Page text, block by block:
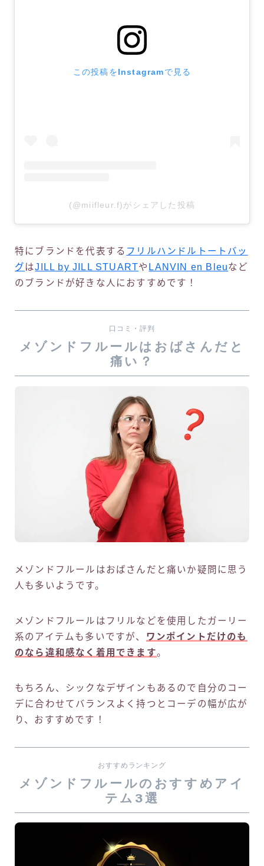
この投稿をInstagramで見る
(@miifleur.f)がシェアした投稿
特にブランドを代表する フリルハンドルトートバッ
グはJILL by JILL STUARTや LANVIN en Bleuなど
のブランドが好きな人におすすめです！
口コミ・評判
メゾンドフルールはおばさんだと
痛い？
メゾンドフルールはおばさんだと痛いか疑問に思う
人も多いようです。
メゾンドフルールはフリルなどを使用したガーリー
系のアイテムも多いですが、 ワンポイントだけのも
のなら違和感なく着用できます。
もちろん、シックなデザインもあるので自分のコー
デに合わせてバランスよく持つとコーデの幅が広が
り、おすすめです！
おすすめランキング
メゾンドフルールのおすすめアイ
テム3選